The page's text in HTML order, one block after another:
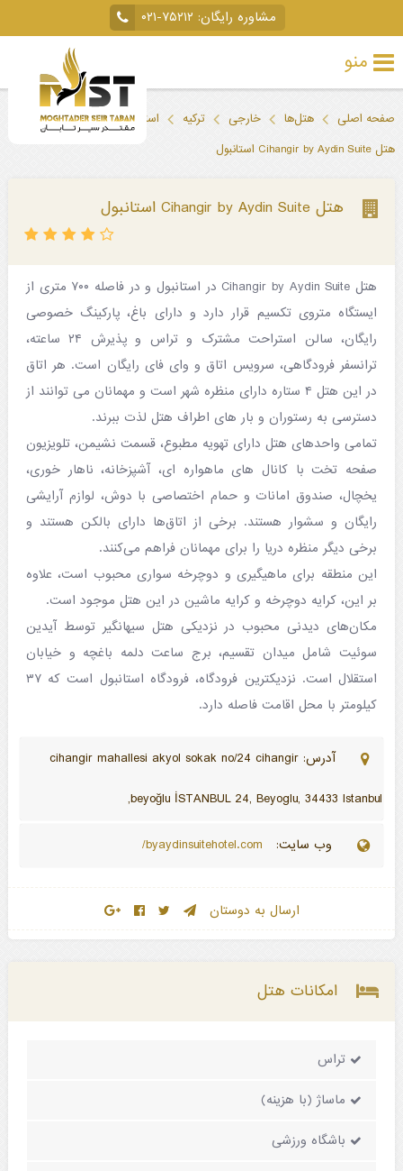
مشاوره رایگان: ۰۲۱-۷۵۲۱۲
منو
داخلی
آخری
جاذبه‌های
گردشگری
صفحه اصلی هتل‌ها خارجی ترکیه
استانبول
هتل Cihangir by Aydin Suite استانبول
هتل Cihangir by Aydin Suite استانبول
هتل Cihangir by Aydin Suite در استانبول و در فاصله ۷۰۰ متری از
ایستگاه متروی تکسیم قرار دارد و دارای باغ، پارکینگ خصوصی
رایگان، سالن استراحت مشترک و تراس و پذیرش ۲۴ ساعته،
ترانسفر فرودگاهی، سرویس اتاق و وای فای رایگان است. هر اتاق
در این هتل ۴ ستاره دارای منظره شهر است و مهمانان می توانند از
دسترسی به رستوران و بار های اطراف هتل لذت ببرند.
تمامی واحدهای هتل دارای تهویه مطبوع، قسمت نشیمن، تلویزیون
صفحه تخت با کانال های ماهواره ای، آشپزخانه، ناهار خوری،
یخچال، صندوق امانات و حمام اختصاصی با دوش، لوازم آرایشی
رایگان و سشوار هستند. برخی از اتاق‌ها دارای بالکن هستند و
برخی دیگر منظره دریا را برای مهمانان فراهم می‌کنند.
این منطقه برای ماهیگیری و دوچرخه سواری محبوب است، علاوه
بر این، کرایه دوچرخه و کرایه ماشین در این هتل موجود است.
مکان‌های دیدنی محبوب در نزدیکی هتل سیهانگیر توسط آیدین
سوئیت شامل میدان تقسیم، برج ساعت دلمه باغچه و خیابان
استقلال است. نزدیکترین فرودگاه، فرودگاه استانبول است که ۳۷
کیلومتر با محل اقامت فاصله دارد.
آدرس: cihangir mahallesi akyol sokak no/24 cihangir
beyoğlu İSTANBUL 24, Beyoglu, 34433 Istanbul,
وب سایت:
ارسال به دوستان
امکانات هتل
تراس
ماساژ (با هزینه)
باشگاه ورزشی